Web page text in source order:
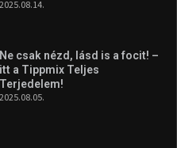
2025.08.14.
Ne csak nézd, lásd is a focit! –
itt a Tippmix Teljes
Terjedelem!
2025.08.05.